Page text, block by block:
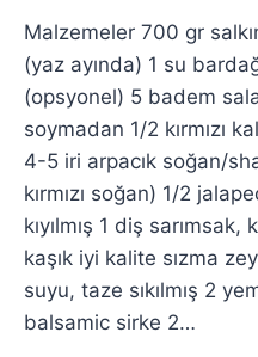
Malzemeler 700 gr
(yaz ayında) 1 su
(opsyonel) 5 badem
soymadan 1/2 kırmızı
4-5 iri arpacık soğan/
kırmızı soğan) 1/2
kıyılmış 1 diş sarımsak,
kaşık iyi kalite sızma
suyu, taze sıkılmış 2
balsamic sirke 2…